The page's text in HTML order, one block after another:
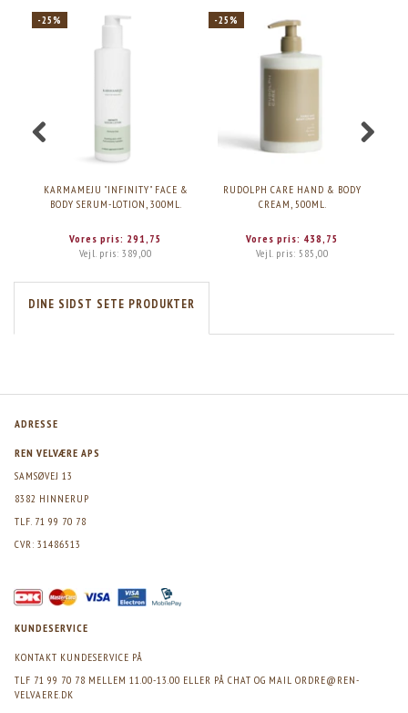
-25%
KARMAMEJU "INFINITY" FACE &
BODY SERUM-LOTION, 300ML.
Vores pris: 291,75
Vejl. pris: 389,00
-25%
RUDOLPH CARE HAND & BODY
CREAM, 500ML.
Vores pris: 438,75
Vejl. pris: 585,00
DINE SIDST SETE PRODUKTER
ADRESSE
REN VELVÆRE APS
SAMSØVEJ 13
8382 HINNERUP
TLF. 71 99 70 78
CVR: 31486513
KUNDESERVICE
KONTAKT KUNDESERVICE PÅ
TLF 71 99 70 78 MELLEM 11.00-13.00 ELLER PÅ CHAT OG MAIL ORDRE@REN-
VELVAERE.DK